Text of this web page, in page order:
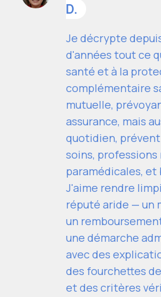
D.
Je décrypte
d'années tout ce
santé et à la
complémentaire
mutuelle,
assurance, mais
quotidien,
soins,
paramédicales,
J'aime rendre
réputé aride — un
un
une démarche
avec des
des fourchettes
et des critères